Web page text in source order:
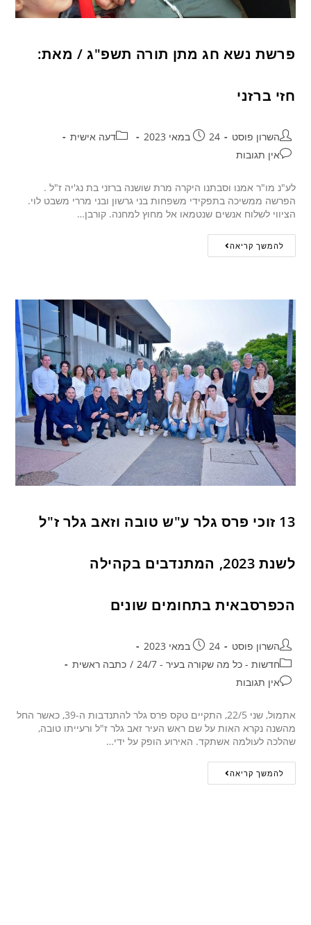
פרשת נשא חג מתן תורה תשפ"ג / מאת:
חזי ברזני
השרון פוסט 24 במאי 2023
דעה אישית
אין תגובות
לע"נ מו"ר אמנו וסבתנו היקרה מרת שושנה ברזני בת נג'יה ז"ל .
הפרשה ממשיכה בתפקידי משפחות בני גרשון ובני מררי משבט לוי.
הציווי לשלוח אנשים שנטמאו אל מחוץ למחנה. קורבן…
להמשך קריאה
13 זוכי פרס גלר ע"ש טובה וזאב גלר ז"ל
לשנת 2023, המתנדבים בקהילה
הכפרסבאית בתחומים שונים
השרון פוסט
24 במאי 2023
חדשות - כל מה שקורה בעיר - 24/7
/ כתבה ראשית
אין תגובות
אתמול, שני 22/5, התקיים טקס פרס גלר להתנדבות ה-39, כאשר החל
מהשנה נקרא האות על שם ראש העיר זאב גלר ז"ל ורעייתו טובה,
שהלכה לעולמה אשתקד. האירוע הופק על ידי…
להמשך קריאה